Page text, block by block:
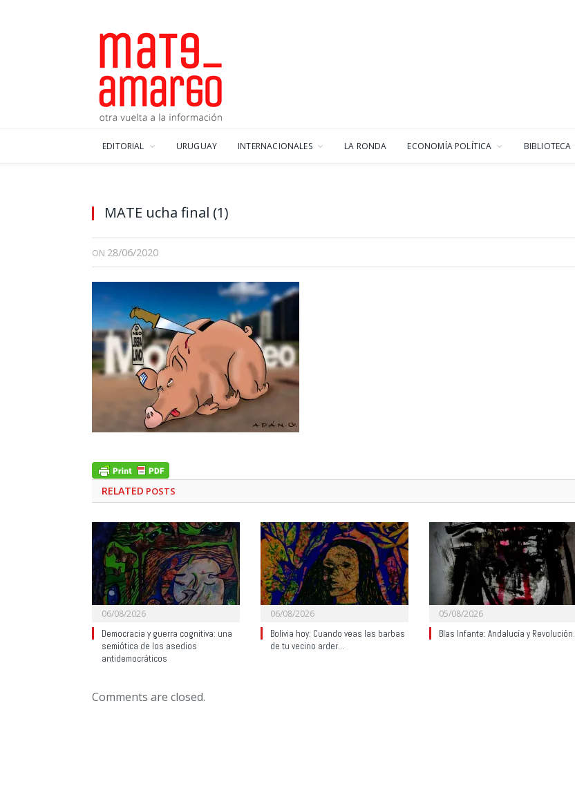
EDITORIAL URUGUAY INTERNACIONALES LA RONDA ECONOMÍA POLÍTICA BIBLIOTECA
MATE ucha final (1)
ON 28/06/2020
RELATED POSTS
06/08/2026
Democracia y guerra cognitiva: una
semiótica de los asedios
antidemocráticos
06/08/2026
Bolivia hoy: Cuando veas las barbas
de tu vecino arder…
05/08/2026
Blas Infante: Andalucía y Revolución.
Comments are closed.